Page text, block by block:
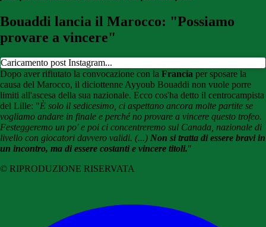
Bouaddi lancia il Marocco: "Possiamo
provare a vincere"
Caricamento post Instagram...
Dopo aver rifiutato la convocazione con la Francia per sposare la
causa del Marocco, il diciottenne Ayyoub Bouaddi non vuole porre
limiti all'ascesa della sua nazionale. Ecco cos'ha detto il centrocampista
del Lille: "È solo il sedicesimo, ci aspettano ancora molte partite se
vogliamo andare in finale e perché no provare a vincere questo trofeo.
Festeggeremo un po' e poi ci concentreremo sul Canada, nazionale di
livello con giocatori davvero validi. (...) Non si tratta di essere bravi in
un incontro, ma di essere costanti e vincere titoli."
© RIPRODUZIONE RISERVATA